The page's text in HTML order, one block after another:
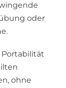
oder
Portabilität
ohne